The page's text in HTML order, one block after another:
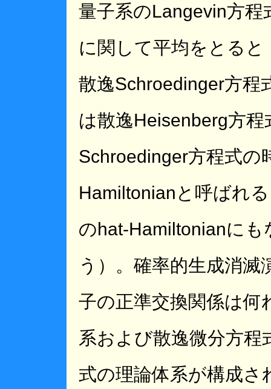
量子系のLangevin方
に関して平均をとる
散逸Schroedinger方程
は散逸Heisenberg方
Schroedinger方程式の
Hamiltonianと呼ばれ
のhat-Hamiltonianに
う）。確率的生成消滅
子の正準交換関係は何
系および散逸微分方程
式の理論体系が構成